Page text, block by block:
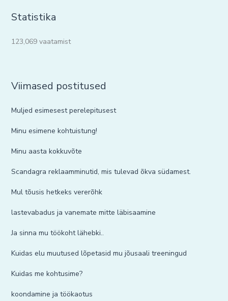
Statistika
123,069 vaatamist
Viimased postitused
Muljed esimesest perelepitusest
Minu esimene kohtuistung!
Minu aasta kokkuvõte
Scandagra reklaamminutid, mis tulevad õkva südamest.
Mul tõusis hetkeks vererõhk
lastevabadus ja vanemate mitte läbisaamine
Ja sinna mu töökoht lähebki..
Kuidas elu muutused lõpetasid mu jõusaali treeningud
Kuidas me kohtusime?
koondamine ja töökaotus